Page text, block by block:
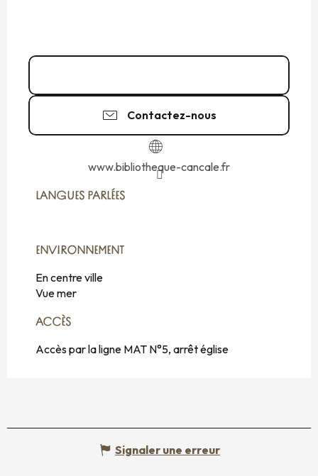
Contactez-nous
www.bibliotheque-cancale.fr
LANGUES PARLÉES
LANGUES PARLÉES
ENVIRONNEMENT
ENVIRONNEMENT
En centre ville
Vue mer
ACCÈS
ACCÈS
Accès par la ligne MAT N°5, arrêt église
Signaler une erreur